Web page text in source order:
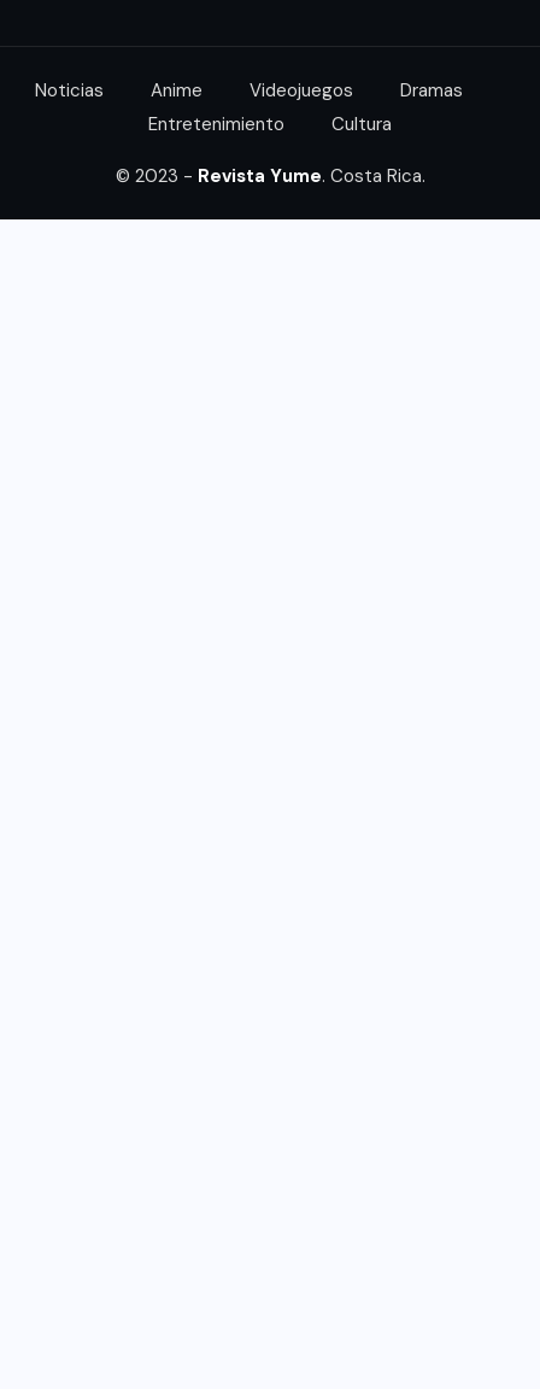
Noticias Anime Videojuegos
Dramas
Entretenimiento
Cultura
© 2023 - Revista Yume. Costa Rica.